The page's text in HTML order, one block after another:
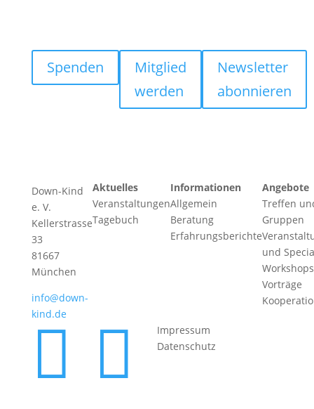
Spenden
Mitglied
werden
Newsletter
abonnieren
Down-Kind
e. V.
Kellerstrasse
33
81667
München
info@down-
kind.de
Aktuelles
Veranstaltungen
Tagebuch
Informationen
Allgemein
Beratung
Erfahrungsberichte
Angebote
Treffen
Gruppen
und
Vorträge
 
Impressum
Datenschutz